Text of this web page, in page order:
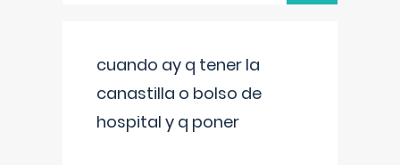
cuando ay q tener la
canastilla o bolso de
hospital y q poner